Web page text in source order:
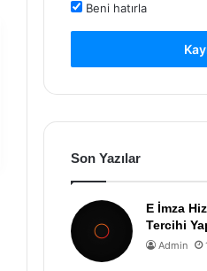
Beni hatırla
Son Yazılar
E İmza
Tercihi
Admin